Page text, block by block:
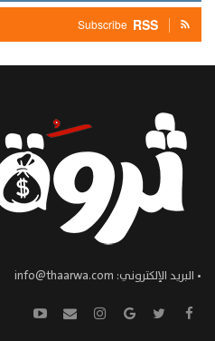
RSS
Subscribe
• البريد الإلكتروني: info@thaarwa.com